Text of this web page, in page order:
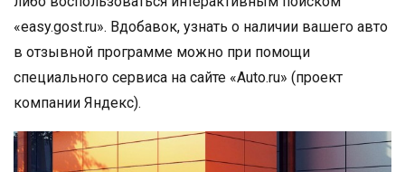
«easy.gost.ru». Вдобавок, узнать о наличии вашего авто
в отзывной программе можно при помощи
специального сервиса на сайте «Auto.ru» (проект
компании Яндекс).